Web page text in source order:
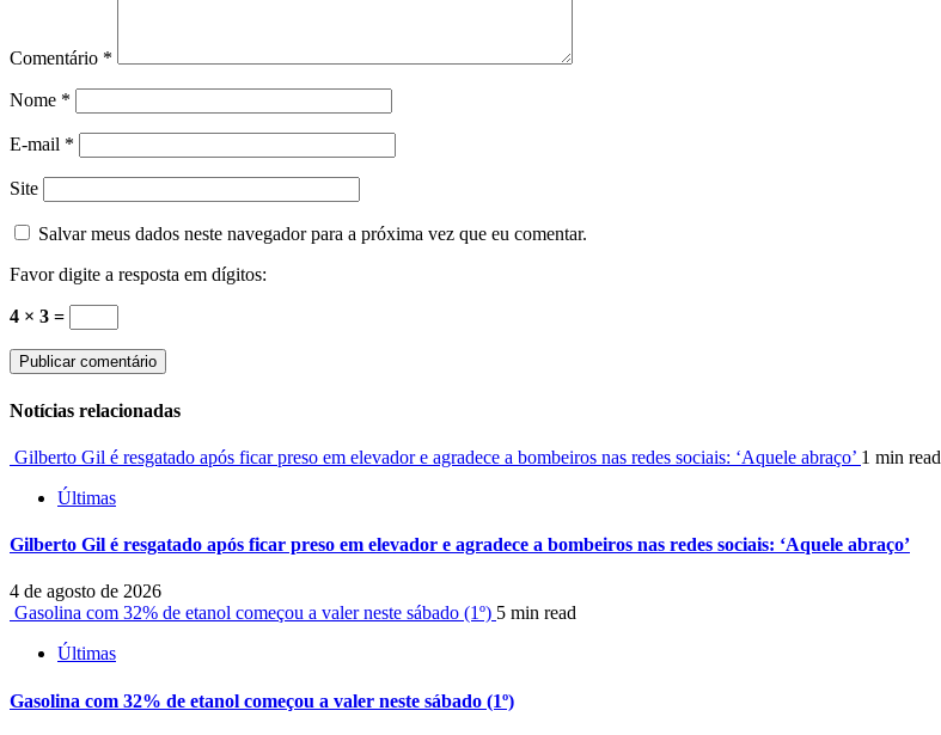
Comentário *
Nome *
E-mail *
Site
Salvar meus dados neste navegador para a próxima vez que eu comentar.
Favor digite a resposta em dígitos:
4 × 3 =
Notícias relacionadas
Gilberto Gil é resgatado após ficar preso em elevador e agradece a bombeiros nas redes sociais: ‘Aquele abraço’ 1 min read
Últimas
Gilberto Gil é resgatado após ficar preso em elevador e agradece a bombeiros nas redes sociais: ‘Aquele abraço’
4 de agosto de 2026
Gasolina com 32% de etanol começou a valer neste sábado (1º) 5 min read
Últimas
Gasolina com 32% de etanol começou a valer neste sábado (1º)